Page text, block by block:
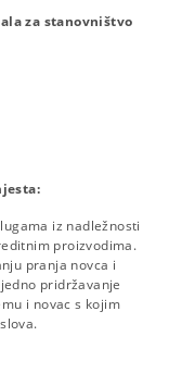
za stanovništvo
iz nadležnosti
proizvodima.
pranja novca i
pridržavanje
i novac s kojim